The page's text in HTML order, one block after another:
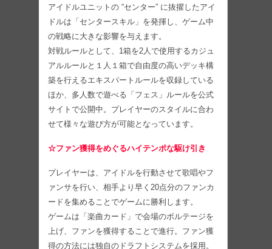
アイドルユニットの “センター” に抜擢したアイ
ドルは「センタースキル」を発揮し、ゲーム中
の戦略に大きな影響を与えます。
対戦ルールとして、1箱を2人で使用するカジュ
アルルールと１人１箱で自由度の高いデッキ構
築を行えるエキスパートルールを収録している
ほか、多人数で遊べる「フェス」ルールを公式
サイトで公開中。プレイヤーのスタイルに合わ
せて様々な遊び方が可能となっています。
☆ファン獲得をめぐるハイテンポな駆け引き
プレイヤーは、アイドルを行動させて歌唱やフ
ァンサを行い、相手より早く20点分のファンカ
ードを集めることでゲームに勝利します。
ゲームは「楽曲カード」で会場のボルテージを
上げ、ファンを獲得することで進行。ファン獲
得の方法には独自のドラフトシステムを採用。